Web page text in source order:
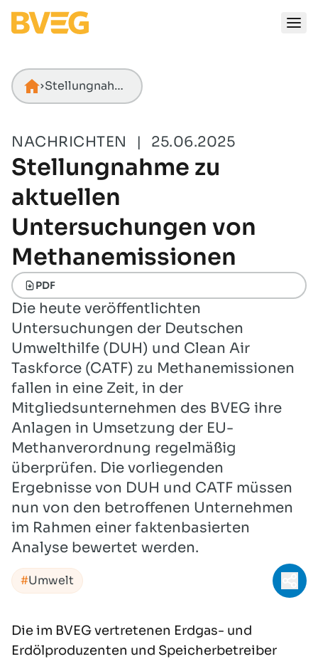
Startseite
Stellungnahme zu aktuellen Untersuchungen von Methanemissionen
NACHRICHTEN | 25.06.2025
Stellungnahme zu
aktuellen
Untersuchungen von
Methanemissionen
PDF
Die heute veröffentlichten
Untersuchungen der Deutschen
Umwelthilfe (DUH) und Clean Air
Taskforce (CATF) zu Methanemissionen
fallen in eine Zeit, in der
Mitgliedsunternehmen des BVEG ihre
Anlagen in Umsetzung der EU-
Methanverordnung regelmäßig
überprüfen. Die vorliegenden
Ergebnisse von DUH und CATF müssen
nun von den betroffenen Unternehmen
im Rahmen einer faktenbasierten
Analyse bewertet werden.
Umwelt
Die im BVEG vertretenen Erdgas- und
Erdölproduzenten und Speicherbetreiber